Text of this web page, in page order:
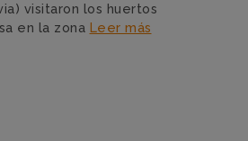
visitaron los huertos
en la zona Leer más